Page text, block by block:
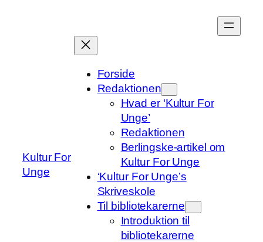
Kultur For
Unge
Forside
Redaktionen
Hvad er ‘Kultur For
Unge’
Redaktionen
Berlingske-artikel om
Kultur For Unge
‘Kultur For Unge’s
Skriveskole
Til bibliotekarerne
Introduktion til
bibliotekarerne